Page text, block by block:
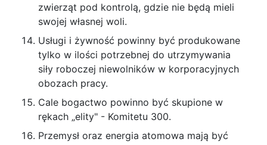
zwierząt pod kontrolą, gdzie nie będą mieli
swojej własnej woli.
Usługi i żywność powinny być produkowane
tylko w ilości potrzebnej do utrzymywania
siły roboczej niewolników w korporacyjnych
obozach pracy.
Cale bogactwo powinno być skupione w
rękach „elity" - Komitetu 300.
Przemysł oraz energia atomowa mają być